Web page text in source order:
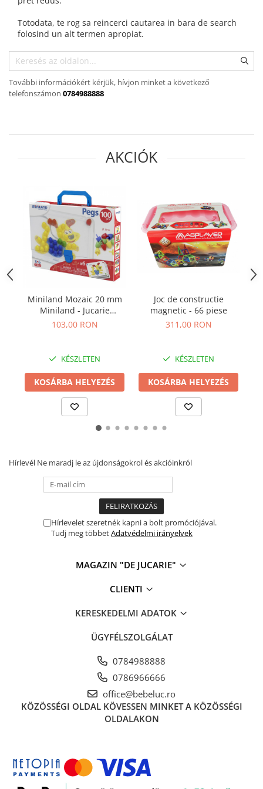
Kinetikus homok
Interaktív játékok
Gyerek projektorok
Zenei eszközök gyerekeknek
Zenélő körhinták
Szerepjátékok
Gyerek munkapadok
Gyerek Halloween jelmezek
Reborn babák
Játékállatok
Dínós játékok
Háziállat figurák
Plüss figurák
Montessori játékok
Különleges igények és Down-
Ábécés játékok
Számos játékok
Numberblocks készletek
Motoros készségfejlesztő játékok
Gyümölcs- és zöldségjátékok
Klasszikus kirakós
Formakirakós
Padlók kirakós
Baba játékok
Fürdőjátékok
Érzékelést fejlesztő játékok
Ajándékok 9 éves gyerekeknek
Ajándékok 10 éves gyerekeknek
Ajándékok 11 éves gyerekeknek
Ajándékok 12 éves gyerekeknek
Totodata, te rog sa reincerci cautarea in bara de search
folosind un alt termen apropiat.
További információkért kérjük, hívjon minket a következő
telefonszámon 0784988888
AKCIÓK
Miniland Mozaic 20 mm
Miniland - Jucarie
Educativa de inalta
103,00 RON
KÉSZLETEN
KOSÁRBA HELYEZÉS
Joc de constructie
magnetic - 66 piese
311,00 RON
KÉSZLETEN
KOSÁRBA HELYEZÉS
Hírlevél Ne maradj le az újdonságokrol és akcióinkról
Hírlevelet szeretnék kapni a bolt promóciójával.
Tudj meg többetAdatvédelmi irányelvek
MAGAZIN "DE JUCARIE"
CLIENTI
KERESKEDELMI ADATOK
ÜGYFÉLSZOLGÁLAT
0784988888
0786966666
office@bebeluc.ro
KÖZÖSSÉGI OLDAL KÖVESSEN MINKET A KÖZÖSSÉGI
OLDALAKON